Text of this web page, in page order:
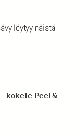
löytyy näistä
kokeile Peel &